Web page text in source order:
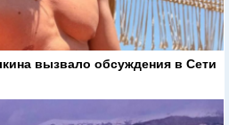
вызвало обсуждения в Сети